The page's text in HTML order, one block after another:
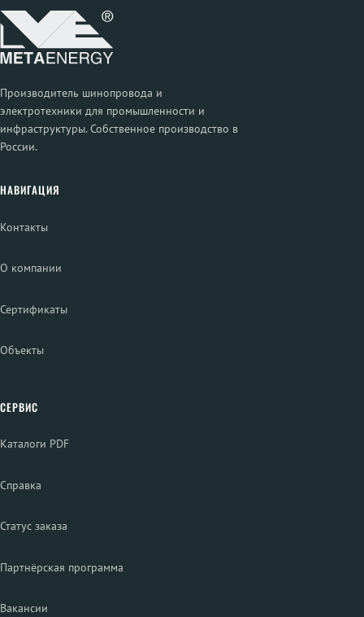
Производитель шинопровода и
электротехники для промышленности и
инфраструктуры. Собственное производство в
России.
НАВИГАЦИЯ
Контакты
О компании
Сертификаты
Объекты
СЕРВИС
Каталоги PDF
Справка
Статус заказа
Партнёрская программа
Вакансии